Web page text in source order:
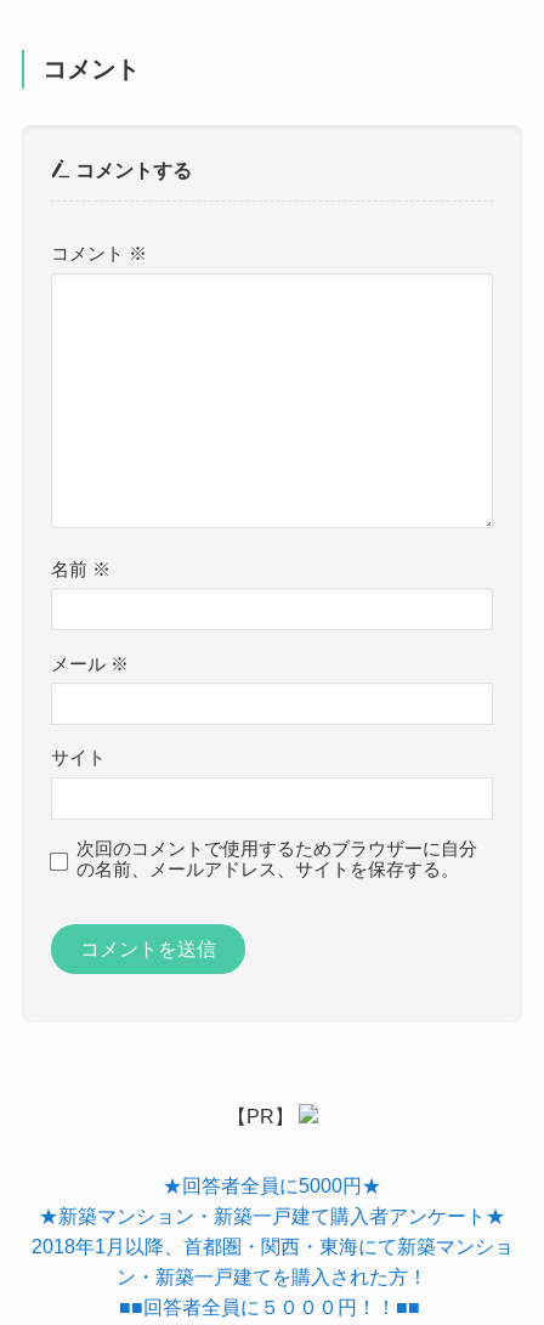
コメント
コメントする
コメント ※
名前 ※
メール ※
サイト
次回のコメントで使用するためブラウザーに自分
の名前、メールアドレス、サイトを保存する。
【PR】
★回答者全員に5000円★
★新築マンション・新築一戸建て購入者アンケート★
2018年1月以降、首都圏・関西・東海にて新築マンショ
ン・新築一戸建てを購入された方！
■■回答者全員に５０００円！！■■